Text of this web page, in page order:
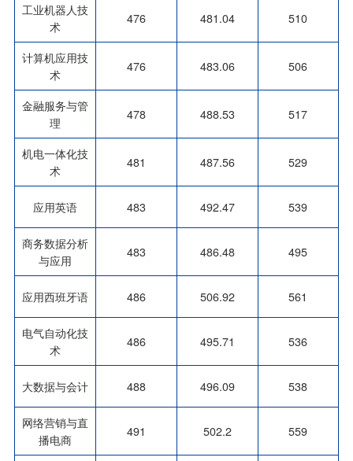
工业机器人技
术
476 481.04 510
计算机应用技
术
476 483.06 506
金融服务与管
理
478 488.53 517
机电一体化技
术
481 487.56 529
应用英语 483 492.47 539
商务数据分析
与应用
483 486.48 495
应用西班牙语 486 506.92 561
电气自动化技
术
486 495.71 536
大数据与会计 488 496.09 538
网络营销与直
播电商
491 502.2 559